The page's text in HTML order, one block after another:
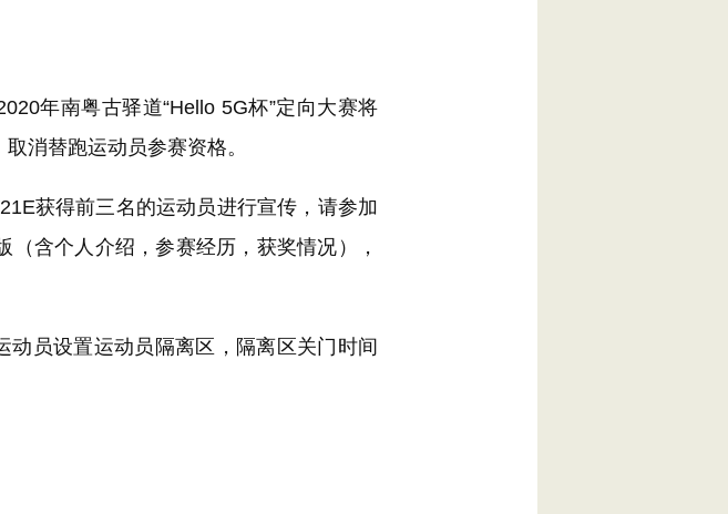
年南粤古驿道“Hello 5G杯”定向大赛将
消替跑运动员参赛资格。
获得前三名的运动员进行宣传，请参加
含个人介绍，参赛经历，获奖情况），
员设置运动员隔离区，隔离区关门时间